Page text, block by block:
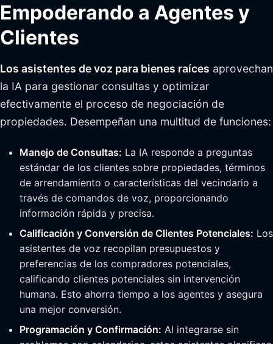
Empoderando a Agentes y
Clientes
Los asistentes de voz para bienes raíces aprovechan
la IA para gestionar consultas y optimizar
efectivamente el proceso de negociación de
propiedades. Desempeñan una multitud de funciones:
Manejo de Consultas: La IA responde a preguntas
estándar de los clientes sobre propiedades, términos
de arrendamiento o características del vecindario a
través de comandos de voz, proporcionando
información rápida y precisa.
Calificación y Conversión de Clientes Potenciales: Los
asistentes de voz recopilan presupuestos y
preferencias de los compradores potenciales,
calificando clientes potenciales sin intervención
humana. Esto ahorra tiempo a los agentes y asegura
una mejor conversión.
Programación y Confirmación: Al integrarse sin